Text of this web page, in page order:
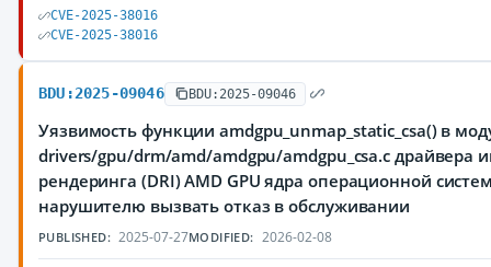
CVE-2025-38016
CVE-2025-38016
BDU:2025-09046 BDU:2025-09046
Уязвимость функции amdgpu_unmap_static_csa() в
drivers/gpu/drm/amd/amdgpu/amdgpu_csa.c драйвера
рендеринга (DRI) AMD GPU ядра операционной
нарушителю вызвать отказ в обслуживании
PUBLISHED: 2025-07-27MODIFIED: 2026-02-08